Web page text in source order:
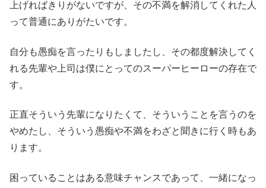
上げればきりがないですが、その不満を解消してくれた人
って普通にありがたいです。
自分も愚痴を言ったりもしましたし、その都度解決してく
れる先輩や上司は僕にとってのスーパーヒーローの存在で
す。
正直そういう先輩になりたくて、そういうことを言うのを
やめたし、そういう愚痴や不満をわざと聞きに行く時もあ
ります。
困っていることはある意味チャンスであって、一緒になっ